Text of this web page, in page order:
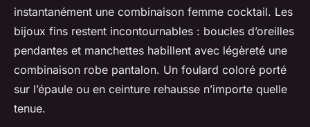
instantanément une combinaison femme cocktail. Les
bijoux fins restent incontournables : boucles d’oreilles
pendantes et manchettes habillent avec légèreté une
combinaison robe pantalon. Un foulard coloré porté
sur l’épaule ou en ceinture rehausse n’importe quelle
tenue.